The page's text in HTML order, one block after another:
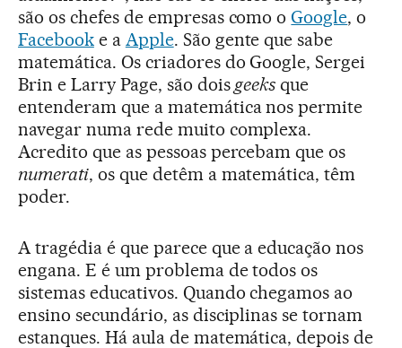
são os chefes de empresas como oGoogle, o
Facebooke a Apple. São gente que sabe
matemática. Os criadores do Google, Sergei
Brin e Larry Page, são doisgeeks que
entenderam que a matemática nos permite
navegar numa rede muito complexa.
Acredito que as pessoas percebam que os
numerati, os que detêm a matemática, têm
poder.
A tragédia é que parece que a educação nos
engana. E é um problema de todos os
sistemas educativos. Quando chegamos ao
ensino secundário, as disciplinas se tornam
estanques. Há aula de matemática, depois de